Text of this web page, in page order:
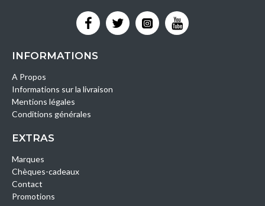
INFORMATIONS
A Propos
Informations sur la livraison
Mentions légales
Conditions générales
EXTRAS
Marques
Chèques-cadeaux
Contact
Promotions